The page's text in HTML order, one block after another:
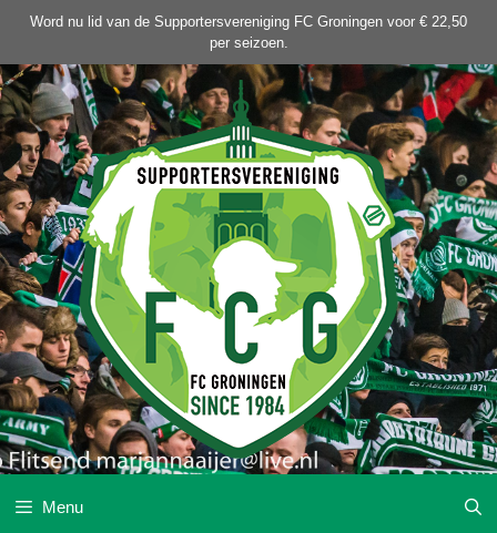
de
inhoud
Word nu lid van de Supportersvereniging FC Groningen voor € 22,50
per seizoen.
Menu